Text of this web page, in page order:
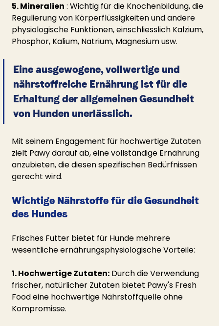
5. Mineralien : Wichtig für die Knochenbildung, die
Regulierung von Körperflüssigkeiten und andere
physiologische Funktionen, einschliesslich Kalzium,
Phosphor, Kalium, Natrium, Magnesium usw.
Eine ausgewogene, vollwertige und
nährstoffreiche Ernährung ist für die
Erhaltung der allgemeinen Gesundheit
von Hunden unerlässlich.
Mit seinem Engagement für hochwertige Zutaten
zielt Pawy darauf ab, eine vollständige Ernährung
anzubieten, die diesen spezifischen Bedürfnissen
gerecht wird.
Wichtige Nährstoffe für die Gesundheit
des Hundes
Frisches Futter bietet für Hunde mehrere
wesentliche ernährungsphysiologische Vorteile:
1. Hochwertige Zutaten: Durch die Verwendung
frischer, natürlicher Zutaten bietet Pawy's Fresh
Food eine hochwertige Nährstoffquelle ohne
Kompromisse.